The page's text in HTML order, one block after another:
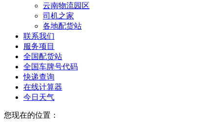
云南物流园区
司机之家
各地配货站
联系我们
服务项目
全国配货站
全国车牌号代码
快递查询
在线计算器
今日天气
您现在的位置：